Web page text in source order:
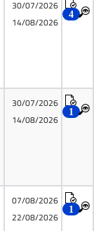
30/07/2026
14/08/2026
4
30/07/2026
14/08/2026
1
07/08/2026
22/08/2026
1